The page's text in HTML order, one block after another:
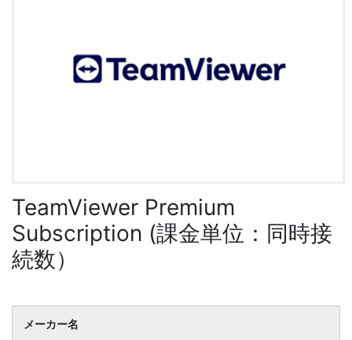
TeamViewer Premium
Subscription (課金単位：同時接
続数）
メーカー名